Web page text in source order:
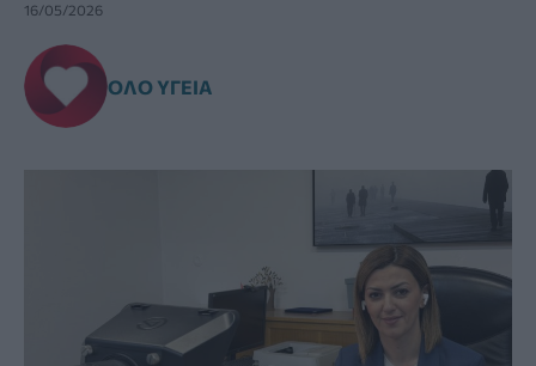
16/05/2026
ΌΛΟ ΥΓΕΊΑ